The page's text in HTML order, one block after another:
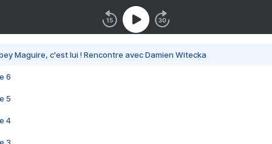
Maguire, c'est lui ! Rencontre avec Damien Witecka
6
5
4